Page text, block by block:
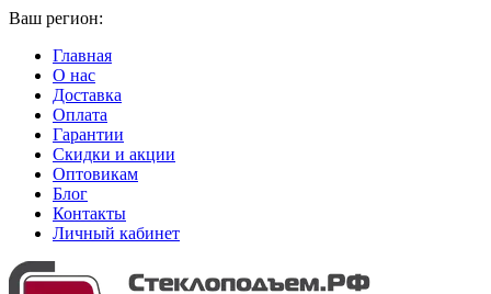
Ваш регион:
Главная
О нас
Доставка
Оплата
Гарантии
Скидки и акции
Оптовикам
Блог
Контакты
Личный кабинет